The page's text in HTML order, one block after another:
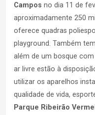
Campos no dia 11 de
aproximadamente 250
oferece quadras
playground. Também
além de um bosque
ar livre estão à
utilizar os aparelhos
qualidade de vida,
Parque Ribeirão